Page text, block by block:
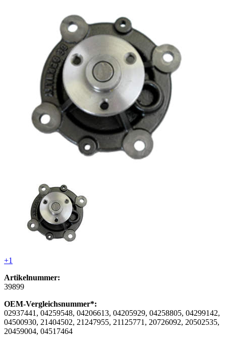
+1
Artikelnummer:
39899
OEM-Vergleichsnummer*:
02937441, 04259548, 04206613, 04205929, 04258805, 04299142,
04500930, 21404502, 21247955, 21125771, 20726092, 20502535,
20459004, 04517464